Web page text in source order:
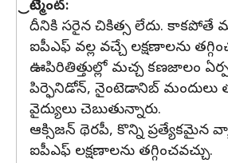
ట్రీట్మెంట్:
దీనికి సరైన చికిత్స లేదు. కాకపోతే
ఐపీఎఫ్ వల్ల వచ్చే లక్షణాలను
ఊపిరితిత్తుల్లో మచ్చ కణజాలం
పిర్ఫెనిడోన్, నైంటెడానిబ్ మందులు
వైద్యులు చెబుతున్నారు.
ఆక్సిజన్ థెరపీ, కొన్ని
ఐపీఎఫ్ లక్షణాలను తగ్గించవచ్చు.